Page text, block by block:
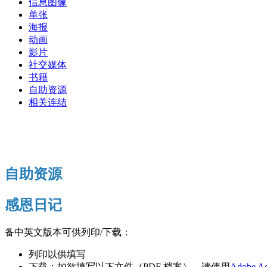
信息图像
单张
海报
动画
影片
社交媒体
书籍
自助资源
相关连结
自助资源
感恩日记
备中英文版本可供列印/下载：
列印以供填写